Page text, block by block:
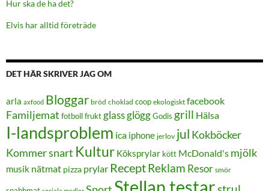
Hur ska de ha det?
Elvis har alltid företräde
DET HÄR SKRIVER JAG OM
arla axfood Bloggar bröd choklad coop ekologiskt facebook
Familjemat fotboll fruktglassglöggGodis grill Hälsa
I-landsproblem ica iphone jerlov jul Kokböcker
Kommer snart Kultur Köksprylar kött McDonald's mjölk
musik nätmat pizza prylar ReceptReklam Resor smör
Stellan testar